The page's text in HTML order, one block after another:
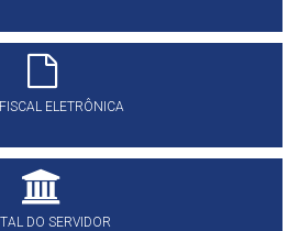
ELETRÔNICA
DO SERVIDOR